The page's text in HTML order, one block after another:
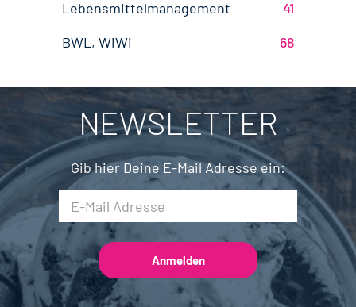
Lebensmittelmanagement 41
BWL, WiWi 68
Mechatronik
Brauwesen 5
Nachhaltigkeit 1
Bremen 5
Brandenburg 4
NEWSLETTER
Gib hier Deine E-Mail Adresse ein: